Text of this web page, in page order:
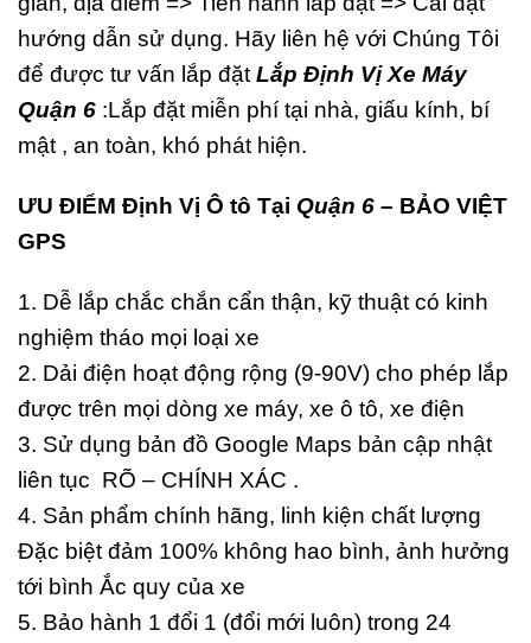
hướng dẫn sử dụng. Hãy liên hệ với Chúng Tôi
để được tư vấn lắp đặtLắp Định Vị Xe Máy
Quận 6 :Lắp đặt miễn phí tại nhà, giấu kính, bí
mật , an toàn, khó phát hiện.
ƯU ĐIỂM Định Vị Ô tô Tại Quận 6 – BẢO VIỆT
GPS
1. Dễ lắp chắc chắn cẩn thận, kỹ thuật có kinh
nghiệm tháo mọi loại xe
2. Dải điện hoạt động rộng (9-90V) cho phép lắp
được trên mọi dòng xe máy, xe ô tô, xe điện
3. Sử dụng bản đồ Google Maps bản cập nhật
liên tục RÕ – CHÍNH XÁC .
4. Sản phẩm chính hãng, linh kiện chất lượng
Đặc biệt đảm 100% không hao bình, ảnh hưởng
tới bình Ắc quy của xe
5. Bảo hành 1 đổi 1 (đổi mới luôn) trong 24